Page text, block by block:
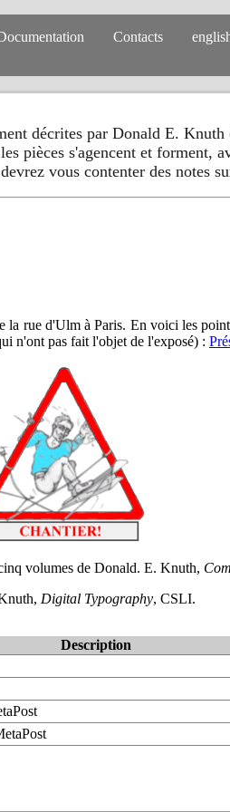
Contacts
décrites par Donald E.
pièces s'agencent et forment,
vous contenter des notes
rue d'Ulm à Paris. En voici les
n'ont pas fait l'objet de l'exposé) :
volumes de Donald. E. Knuth,
Digital Typography, CSLI.
Description